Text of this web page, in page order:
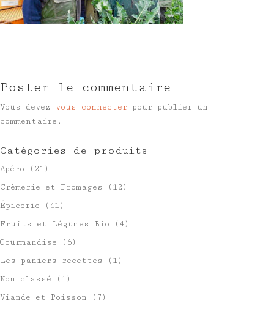
Poster le commentaire
Vous devez vous connecter pour publier un
commentaire.
Catégories de produits
Apéro
(21)
Crèmerie et Fromages
(12)
Épicerie
(41)
Fruits et Légumes Bio
(4)
Gourmandise
(6)
Les paniers recettes
(1)
Non classé
(1)
Viande et Poisson
(7)